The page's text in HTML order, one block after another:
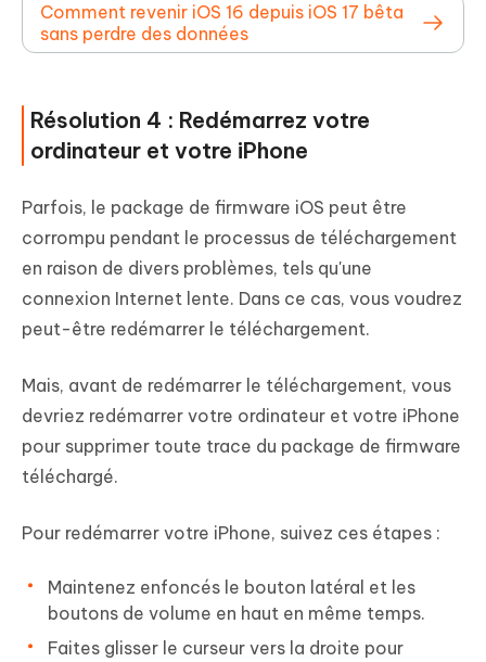
Comment revenir iOS 16 depuis iOS 17 bêta
sans perdre des données
Résolution 4 : Redémarrez votre
ordinateur et votre iPhone
Parfois, le package de firmware iOS peut être
corrompu pendant le processus de téléchargement
en raison de divers problèmes, tels qu'une
connexion Internet lente. Dans ce cas, vous voudrez
peut-être redémarrer le téléchargement.
Mais, avant de redémarrer le téléchargement, vous
devriez redémarrer votre ordinateur et votre iPhone
pour supprimer toute trace du package de firmware
téléchargé.
Pour redémarrer votre iPhone, suivez ces étapes :
Maintenez enfoncés le bouton latéral et les
boutons de volume en haut en même temps.
Faites glisser le curseur vers la droite pour